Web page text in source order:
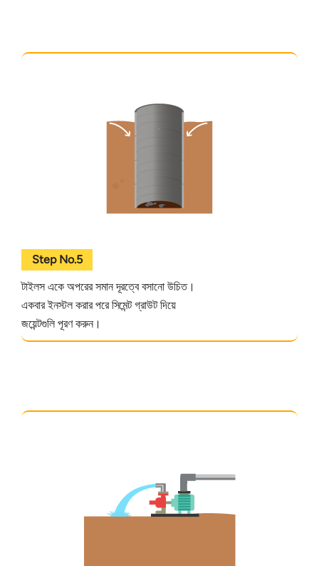
Step No.5
টাইলস একে অপরের সমান দূরত্বে বসানো উচিত।
একবার ইনস্টল করার পরে সিমেন্ট গ্রাউট দিয়ে
জয়েন্টগুলি পূরণ করুন।